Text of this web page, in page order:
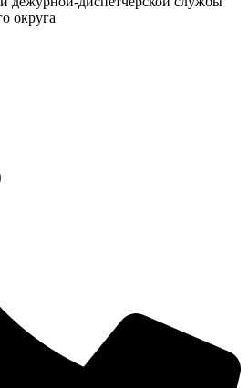
округа